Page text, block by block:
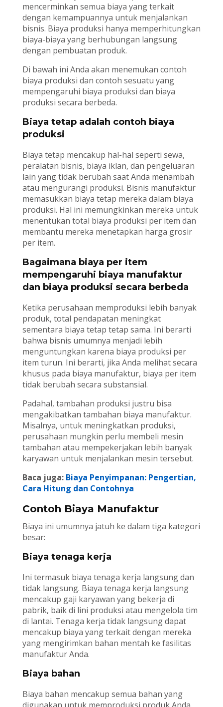
mencerminkan semua biaya yang terkait
dengan kemampuannya untuk menjalankan
bisnis. Biaya produksi hanya memperhitungkan
biaya-biaya yang berhubungan langsung
dengan pembuatan produk.
Di bawah ini Anda akan menemukan contoh
biaya produksi dan contoh sesuatu yang
mempengaruhi biaya produksi dan biaya
produksi secara berbeda.
Biaya tetap adalah contoh biaya
produksi
Biaya tetap mencakup hal-hal seperti sewa,
peralatan bisnis, biaya iklan, dan pengeluaran
lain yang tidak berubah saat Anda menambah
atau mengurangi produksi. Bisnis manufaktur
memasukkan biaya tetap mereka dalam biaya
produksi. Hal ini memungkinkan mereka untuk
menentukan total biaya produksi per item dan
membantu mereka menetapkan harga grosir
per item.
Bagaimana biaya per item
mempengaruhi biaya manufaktur
dan biaya produksi secara berbeda
Ketika perusahaan memproduksi lebih banyak
produk, total pendapatan meningkat
sementara biaya tetap tetap sama. Ini berarti
bahwa bisnis umumnya menjadi lebih
menguntungkan karena biaya produksi per
item turun. Ini berarti, jika Anda melihat secara
khusus pada biaya manufaktur, biaya per item
tidak berubah secara substansial.
Padahal, tambahan produksi justru bisa
mengakibatkan tambahan biaya manufaktur.
Misalnya, untuk meningkatkan produksi,
perusahaan mungkin perlu membeli mesin
tambahan atau mempekerjakan lebih banyak
karyawan untuk menjalankan mesin tersebut.
Baca juga: Biaya Penyimpanan: Pengertian,
Cara Hitung dan Contohnya
Contoh Biaya Manufaktur
Biaya ini umumnya jatuh ke dalam tiga kategori
besar:
Biaya tenaga kerja
Ini termasuk biaya tenaga kerja langsung dan
tidak langsung. Biaya tenaga kerja langsung
mencakup gaji karyawan yang bekerja di
pabrik, baik di lini produksi atau mengelola tim
di lantai. Tenaga kerja tidak langsung dapat
mencakup biaya yang terkait dengan mereka
yang mengirimkan bahan mentah ke fasilitas
manufaktur Anda.
Biaya bahan
Biaya bahan mencakup semua bahan yang